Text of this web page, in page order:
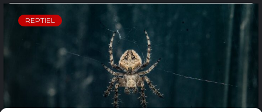
REPTIEL